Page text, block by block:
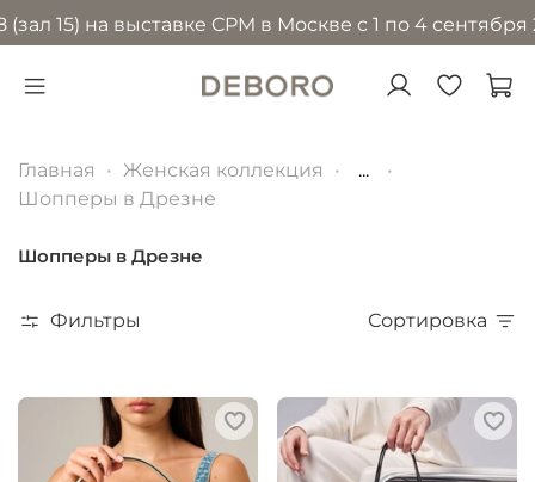
на выставке CPM в Москве с 1 по 4 сентября 2026
Главная Женская коллекция
...
Шопперы в Дрезне
Шопперы в Дрезне
Фильтры Сортировка